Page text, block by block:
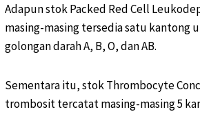
Adapun stok Packed Red Cell
masing-masing tersedia satu kantong
golongan darah A, B, O, dan AB.
Sementara itu, stok Thrombocyte
trombosit tercatat masing-masing 5